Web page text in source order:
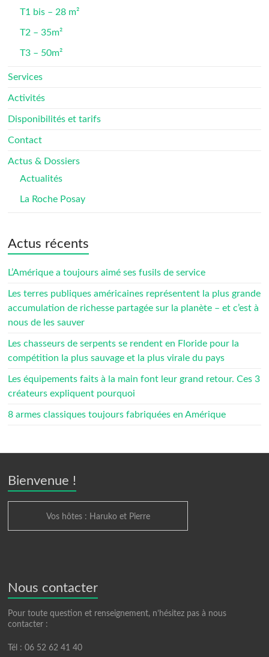
T1 bis – 28 m²
T2 – 35m²
T3 – 50m²
Services
Activités
Disponibilités et tarifs
Contact
Actus & Dossiers
Actualités
La Roche Posay
Actus récents
L’Amérique a toujours aimé ses fusils de service
Les terres publiques américaines représentent la plus grande
accumulation de richesse partagée sur la planète – et c’est à
nous de les sauver
Les chasseurs de serpents se rendent en Floride pour la
compétition la plus sauvage et la plus virale du pays
Les équipements faits à la main font leur grand retour. Ces 3
créateurs expliquent pourquoi
8 armes classiques toujours fabriquées en Amérique
Bienvenue !
Vos hôtes : Haruko et Pierre
Nous contacter
Pour toute question et renseignement, n’hésitez pas à nous
contacter :
Tél : 06 52 62 41 40